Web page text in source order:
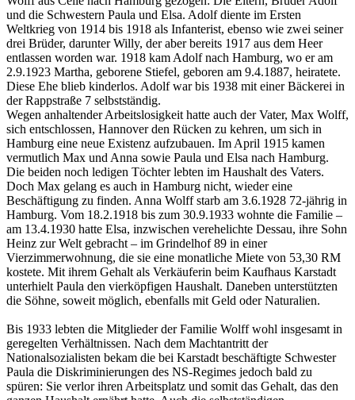
und die Schwestern Paula und Elsa. Adolf diente im Ersten
Weltkrieg von 1914 bis 1918 als Infanterist, ebenso wie zwei seiner
drei Brüder, darunter Willy, der aber bereits 1917 aus dem Heer
entlassen worden war. 1918 kam Adolf nach Hamburg, wo er am
2.9.1923 Martha, geborene Stiefel, geboren am 9.4.1887, heiratete.
Diese Ehe blieb kinderlos. Adolf war bis 1938 mit einer Bäckerei in
der Rappstraße 7 selbstständig.
Wegen anhaltender Arbeitslosigkeit hatte auch der Vater, Max Wolff,
sich entschlossen, Hannover den Rücken zu kehren, um sich in
Hamburg eine neue Existenz aufzubauen. Im April 1915 kamen
vermutlich Max und Anna sowie Paula und Elsa nach Hamburg.
Die beiden noch ledigen Töchter lebten im Haushalt des Vaters.
Doch Max gelang es auch in Hamburg nicht, wieder eine
Beschäftigung zu finden. Anna Wolff starb am 3.6.1928 72-jährig in
Hamburg. Vom 18.2.1918 bis zum 30.9.1933 wohnte die Familie –
am 13.4.1930 hatte Elsa, inzwischen verehelichte Dessau, ihre Sohn
Heinz zur Welt gebracht – im Grindelhof 89 in einer
Vierzimmerwohnung, die sie eine monatliche Miete von 53,30 RM
kostete. Mit ihrem Gehalt als Verkäuferin beim Kaufhaus Karstadt
unterhielt Paula den vierköpfigen Haushalt. Daneben unterstützten
die Söhne, soweit möglich, ebenfalls mit Geld oder Naturalien.
Bis 1933 lebten die Mitglieder der Familie Wolff wohl insgesamt in
geregelten Verhältnissen. Nach dem Machtantritt der
Nationalsozialisten bekam die bei Karstadt beschäftigte Schwester
Paula die Diskriminierungen des NS-Regimes jedoch bald zu
spüren: Sie verlor ihren Arbeitsplatz und somit das Gehalt, das den